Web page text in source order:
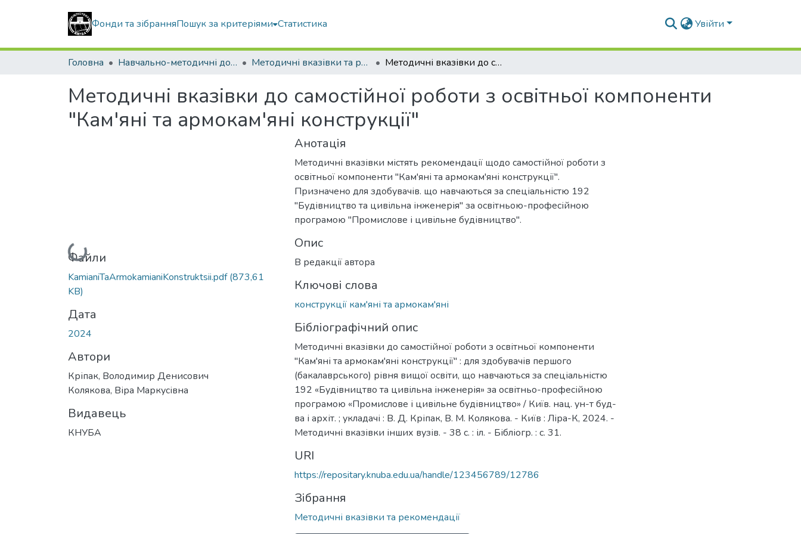
Фонди та зібранняПошук за критеріями Статистика Увійти
Головна Навчально-методичні документи Методичні вказівки та рекомендації Методичні вказівки до самостійної роботи з освітньої компоненти "Кам'яні та армокам'яні конструкції"
Методичні вказівки до самостійної роботи з освітньої компоненти
"Кам'яні та армокам'яні конструкції"
Вантажиться...
Файли
KamianiTaArmokamianiKonstruktsii.pdf(873,61
KB)
Дата
2024
Автори
Кріпак, Володимир Денисович
Колякова, Віра Маркусівна
Видавець
КНУБА
Анотація
Методичні вказівки містять рекомендації щодо самостійної роботи з
освітньої компоненти "Кам'яні та армокам'яні конструкції".
Призначено для здобувачів. що навчаються за спеціальністю 192
"Будівництво та цивільна інженерія" за освітньою-професійною
програмою "Промислове і цивільне будівництво".
Опис
В редакції автора
Ключові слова
конструкції кам'яні та армокам'яні
Бібліографічний опис
Методичні вказівки до самостійної роботи з освітньої компоненти
"Кам'яні та армокам'яні конструкції" : для здобувачів першого
(бакалаврського) рівня вищої освіти, що навчаються за спеціальністю
192 «Будівництво та цивільна інженерія» за освітньо-професійною
програмою «Промислове і цивільне будівництво» / Київ. нац. ун-т буд-
ва і архіт. ; укладачі : В. Д. Кріпак, В. М. Колякова. - Київ : Ліра-К, 2024. -
Методичні вказівки інших вузів. - 38 с. : іл. - Бібліогр. : с. 31.
URI
https://repositary.knuba.edu.ua/handle/123456789/12786
Зібрання
Методичні вказівки та рекомендації